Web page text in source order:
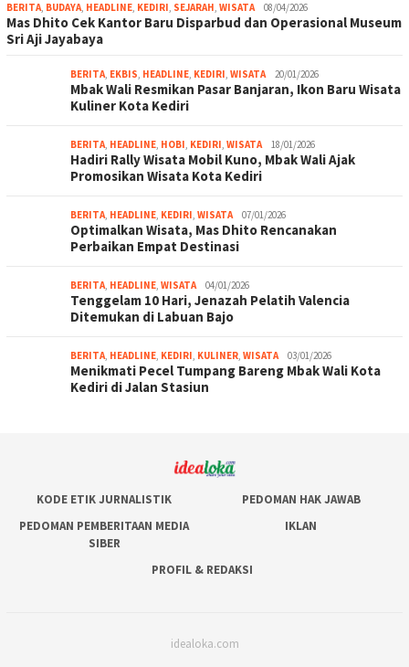
BERITA, BUDAYA, HEADLINE, KEDIRI, SEJARAH, WISATA 08/04/2026
Mas Dhito Cek Kantor Baru Disparbud dan Operasional Museum
Sri Aji Jayabaya
BERITA, EKBIS, HEADLINE, KEDIRI, WISATA 20/01/2026
Mbak Wali Resmikan Pasar Banjaran, Ikon Baru Wisata
Kuliner Kota Kediri
BERITA, HEADLINE, HOBI, KEDIRI, WISATA 18/01/2026
Hadiri Rally Wisata Mobil Kuno, Mbak Wali Ajak
Promosikan Wisata Kota Kediri
BERITA, HEADLINE, KEDIRI, WISATA 07/01/2026
Optimalkan Wisata, Mas Dhito Rencanakan
Perbaikan Empat Destinasi
BERITA, HEADLINE, WISATA 04/01/2026
Tenggelam 10 Hari, Jenazah Pelatih Valencia
Ditemukan di Labuan Bajo
BERITA, HEADLINE, KEDIRI, KULINER, WISATA 03/01/2026
Menikmati Pecel Tumpang Bareng Mbak Wali Kota
Kediri di Jalan Stasiun
KODE ETIK JURNALISTIK
PEDOMAN HAK JAWAB
PEDOMAN PEMBERITAAN MEDIA
SIBER
IKLAN
PROFIL & REDAKSI
idealoka.com